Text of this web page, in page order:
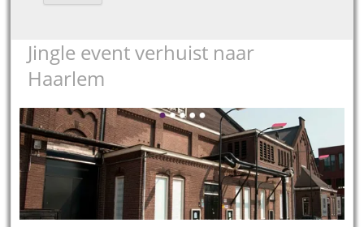
Jingle event verhuist naar
Haarlem